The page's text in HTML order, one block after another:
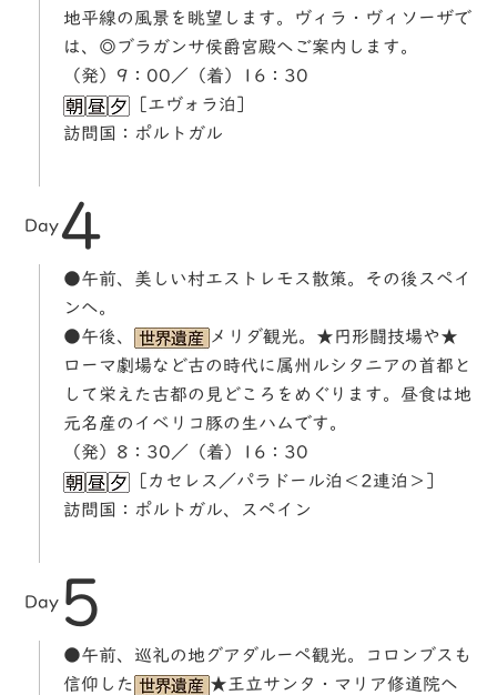
地平線の風景を眺望します。ヴィラ・ヴィソーザで
は、◎ブラガンサ侯爵宮殿へご案内します。
（発）9：00／（着）16：30
［エヴォラ泊］
訪問国：ポルトガル
Day4
●午前、美しい村エストレモス散策。その後スペイ
ンへ。
●午後、
メリダ観光。★円形闘技場や★
ローマ劇場など古の時代に属州ルシタニアの首都と
して栄えた古都の見どころをめぐります。昼食は地
元名産のイベリコ豚の生ハムです。
（発）8：30／（着）16：30
［カセレス／パラドール泊＜2連泊＞］
訪問国：ポルトガル、スペイン
Day 5
●午前、巡礼の地グアダルーペ観光。コロンブスも
信仰した
★王立サンタ・マリア修道院へ